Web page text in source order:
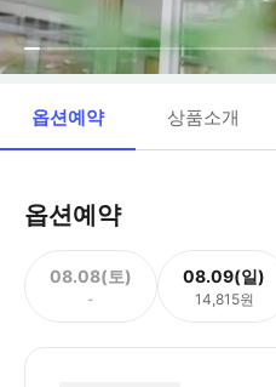
옵션예약 상품소개
옵션예약
08.08(토)
-
08.09(일)
14,815원